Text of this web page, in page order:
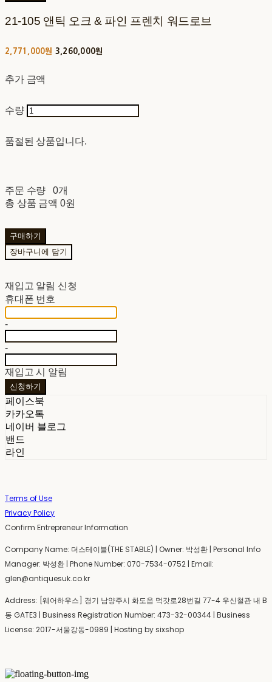
21-105 앤틱 오크 & 파인 프렌치 워드로브
2,771,000원 3,260,000원
추가 금액
수량
품절된 상품입니다.
주문 수량
0개
총 상품 금액 0원
구매하기
장바구니에 담기
재입고 알림 신청
휴대폰 번호
-
-
재입고 시 알림
신청하기
페이스북
카카오톡
네이버 블로그
밴드
라인
Terms of Use
Privacy Policy
Confirm Entrepreneur Information
Company Name: 더스테이블(THE STABLE) | Owner: 박성환 | Personal Info
Manager: 박성환 | Phone Number: 070-7534-0752 | Email:
glen@antiquesuk.co.kr
Address: [웨어하우스] 경기 남양주시 화도읍 먹갓로28번길 77-4 우신철관 내 B
동 GATE3 | Business Registration Number: 473-32-00344 | Business
License: 2017-서울강동-0989 | Hosting by sixshop